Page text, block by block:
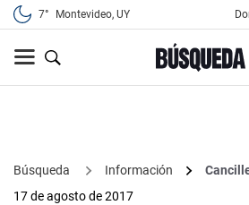
7° Montevideo, UY
Búsqueda Información
17 de agosto de 2017